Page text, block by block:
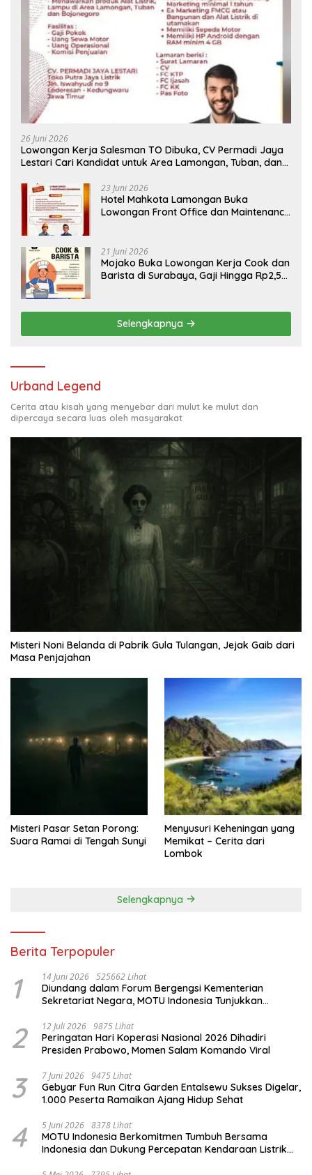
26 Juni 2026
Lowongan Kerja Salesman TO Dibuka, CV Permadi Jaya
Lestari Cari Kandidat untuk Area Lamongan, Tuban, dan
23 Juni 2026
Hotel Mahkota Lamongan Buka
Lowongan Front Office dan Maintenance
21 Juni 2026
Mojako Buka Lowongan Kerja Cook dan
Barista di Surabaya, Gaji Hingga Rp2,5
Selengkapnya
Urband Legend
Cerita atau kisah yang menyebar dari mulut ke mulut dan
dipercaya secara luas oleh masyarakat
Misteri Noni Belanda di Pabrik Gula Tulangan, Jejak Gaib dari
Masa Penjajahan
Misteri Pasar Setan Porong:
Suara Ramai di Tengah Sunyi
Menyusuri Keheningan yang
Memikat – Cerita dari
Lombok
Selengkapnya
Berita Terpopuler
1 14 Juni 2026 525662 Lihat
Diundang dalam Forum Bergengsi Kementerian
Sekretariat Negara, MOTU Indonesia Tunjukkan
2 12 Juli 2026 9875 Lihat
Peringatan Hari Koperasi Nasional 2026 Dihadiri
Presiden Prabowo, Momen Salam Komando Viral
3 7 Juni 2026 9475 Lihat
Gebyar Fun Run Citra Garden Entalsewu Sukses Digelar,
1.000 Peserta Ramaikan Ajang Hidup Sehat
4 5 Juni 2026 8378 Lihat
MOTU Indonesia Berkomitmen Tumbuh Bersama
Indonesia dan Dukung Percepatan Kendaraan Listrik